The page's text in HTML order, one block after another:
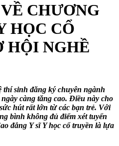
CHƯƠNG
HỌC CỔ
HỘI NGHỀ
thí sinh đăng ký chuyên ngành
càng tăng cao. Điều này cho
hút rất lớn từ các bạn trẻ. Với
bình không đủ điểm xét tuyển
đẳng Y sĩ Y học cổ truyền là lựa